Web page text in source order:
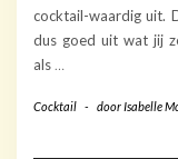
cocktail-waardig uit.
dus goed uit wat jij
als …
Cocktail - doorIsabelle